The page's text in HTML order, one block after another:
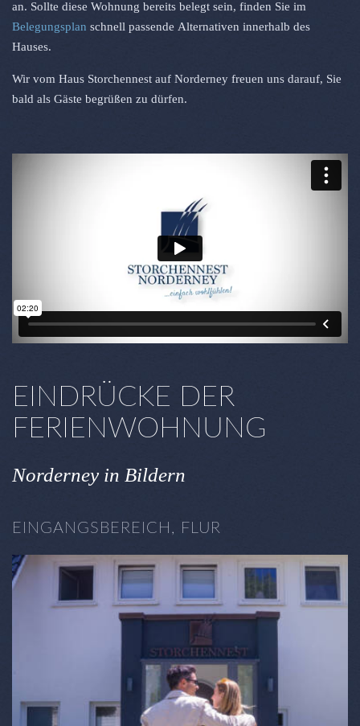
an. Sollte diese Wohnung bereits belegt sein, finden Sie im
Belegungsplan schnell passende Alternativen innerhalb des
Hauses.
Wir vom Haus Storchennest auf Norderney freuen uns darauf, Sie
bald als Gäste begrüßen zu dürfen.
EINDRÜCKE DER
FERIENWOHNUNG
Norderney in Bildern
EINGANGSBEREICH, FLUR